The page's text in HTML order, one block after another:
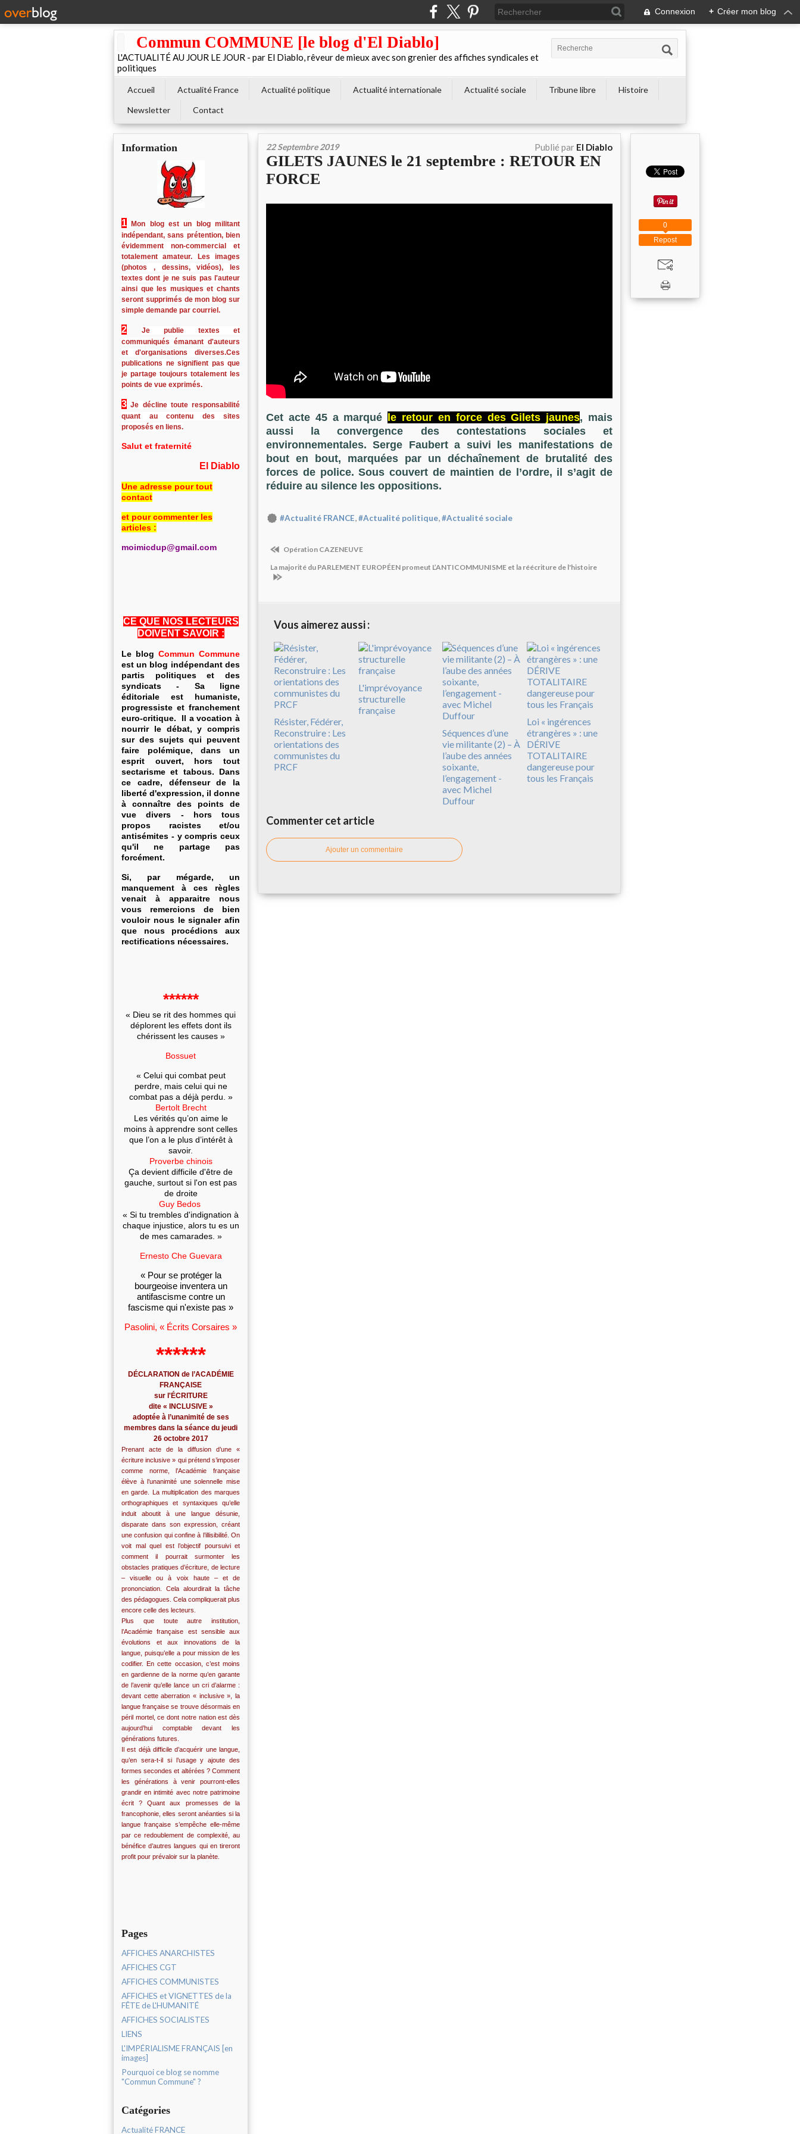
Connexion + Créer mon blog
Commun COMMUNE [le blog d'El Diablo]
L'ACTUALITÉ AU JOUR LE JOUR - par El Diablo, rêveur de mieux avec son grenier des affiches syndicales et
politiques
Accueil Actualité France Actualité politique Actualité internationale Actualité sociale Tribune libre
Histoire
Newsletter
Contact
Information
1
Mon blog est un blog militant
indépendant, sans prétention, bien
évidemment non-commercial et
totalement amateur. Les images
(photos , dessins, vidéos), les
textes dont je ne suis pas l'auteur
ainsi que les musiques et chants
seront supprimés de mon blog sur
simple demande par courriel.
2
Je publie textes et
communiqués émanant d'auteurs
et d'organisations diverses.Ces
publications ne signifient pas que
je partage toujours totalement les
points de vue exprimés.
3 Je décline toute responsabilité
quant au contenu des sites
proposés en liens.
Salut et fraternité
El Diablo
Une adresse pour tout
contact
et pour commenter les
articles :
moimicdup@gmail.com
CE QUE NOS LECTEURS
DOIVENT SAVOIR :
Le blog Commun Commune
est un blog indépendant des
partis politiques et des
syndicats - Sa ligne
éditoriale est humaniste,
progressiste et franchement
euro-critique. Il a vocation à
nourrir le débat, y compris
sur des sujets qui peuvent
faire polémique, dans un
esprit ouvert, hors tout
sectarisme et tabous. Dans
ce cadre, défenseur de la
liberté d'expression, il donne
à connaître des points de
vue divers - hors tous
propos racistes et/ou
antisémites - y compris ceux
qu'il ne partage pas
forcément.
Si, par mégarde, un
manquement à ces règles
venait à apparaitre nous
vous remercions de bien
vouloir nous le signaler afin
que nous procédions aux
rectifications nécessaires.
******
« Dieu se rit des hommes qui
déplorent les effets dont ils
chérissent les causes »
Bossuet
« Celui qui combat peut
perdre, mais celui qui ne
combat pas a déjà perdu. »
Bertolt Brecht
Les vérités qu’on aime le
moins à apprendre sont celles
que l’on a le plus d’intérêt à
savoir.
Proverbe chinois
Ça devient difficile d'être de
gauche, surtout si l'on est pas
de droite
Guy Bedos
« Si tu trembles d'indignation à
chaque injustice, alors tu es un
de mes camarades. »
Ernesto Che Guevara
« Pour se protéger la
bourgeoise inventera un
antifascisme contre un
fascisme qui n'existe pas »
Pasolini, « Écrits Corsaires »
******
DÉCLARATION de l’ACADÉMIE
FRANÇAISE
sur l'ÉCRITURE
dite « INCLUSIVE »
adoptée à l’unanimité de ses
membres dans la séance du jeudi
26 octobre 2017
Prenant acte de la diffusion d’une «
écriture inclusive » qui prétend s’imposer
comme norme, l’Académie française
élève à l’unanimité une solennelle mise
en garde. La multiplication des marques
orthographiques et syntaxiques qu’elle
induit aboutit à une langue désunie,
disparate dans son expression, créant
une confusion qui confine à l’illisibilité. On
voit mal quel est l’objectif poursuivi et
comment il pourrait surmonter les
obstacles pratiques d’écriture, de lecture
– visuelle ou à voix haute – et de
prononciation. Cela alourdirait la tâche
des pédagogues. Cela compliquerait plus
encore celle des lecteurs.
Plus que toute autre institution,
l’Académie française est sensible aux
évolutions et aux innovations de la
langue, puisqu’elle a pour mission de les
codifier. En cette occasion, c’est moins
en gardienne de la norme qu’en garante
de l’avenir qu’elle lance un cri d’alarme :
devant cette aberration « inclusive », la
langue française se trouve désormais en
péril mortel, ce dont notre nation est dès
aujourd’hui comptable devant les
générations futures.
Il est déjà difficile d’acquérir une langue,
qu’en sera-t-il si l’usage y ajoute des
formes secondes et altérées ? Comment
les générations à venir pourront-elles
grandir en intimité avec notre patrimoine
écrit ? Quant aux promesses de la
francophonie, elles seront anéanties si la
langue française s’empêche elle-même
par ce redoublement de complexité, au
bénéfice d’autres langues qui en tireront
profit pour prévaloir sur la planète.
Pages
AFFICHES ANARCHISTES
AFFICHES CGT
AFFICHES COMMUNISTES
AFFICHES et VIGNETTES de la
FÊTE de L'HUMANITÉ
AFFICHES SOCIALISTES
LIENS
L'IMPÉRIALISME FRANÇAIS [en
images]
Pourquoi ce blog se nomme
"Commun Commune" ?
Catégories
Actualité FRANCE
22 Septembre 2019 Publié par El Diablo
GILETS JAUNES le 21 septembre : RETOUR EN
FORCE
Cet acte 45 a marqué le retour en force des Gilets jaunes, mais
aussi la convergence des contestations sociales et
environnementales. Serge Faubert a suivi les manifestations de
bout en bout, marquées par un déchaînement de brutalité des
forces de police. Sous couvert de maintien de l’ordre, il s’agit de
réduire au silence les oppositions.
#Actualité FRANCE,#Actualité politique,#Actualité sociale
Opération CAZENEUVE
La majorité du PARLEMENT EUROPÉEN promeut L’ANTICOMMUNISME et la réécriture de l'histoire
Vous aimerez aussi :
Résister, Fédérer,
Reconstruire : Les
orientations des
communistes du
PRCF
L'imprévoyance
structurelle
française
Séquences d’une
vie militante (2) – À
l’aube des années
soixante,
l’engagement -
avec Michel
Duffour
Loi « ingérences
étrangères » : une
DÉRIVE
TOTALITAIRE
dangereuse pour
tous les Français
Commenter cet article
Ajouter un commentaire
Repost
0